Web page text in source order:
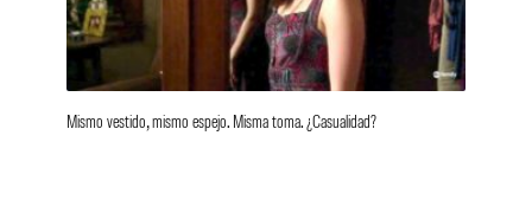
Mismo vestido, mismo espejo. Misma toma. ¿Casualidad?